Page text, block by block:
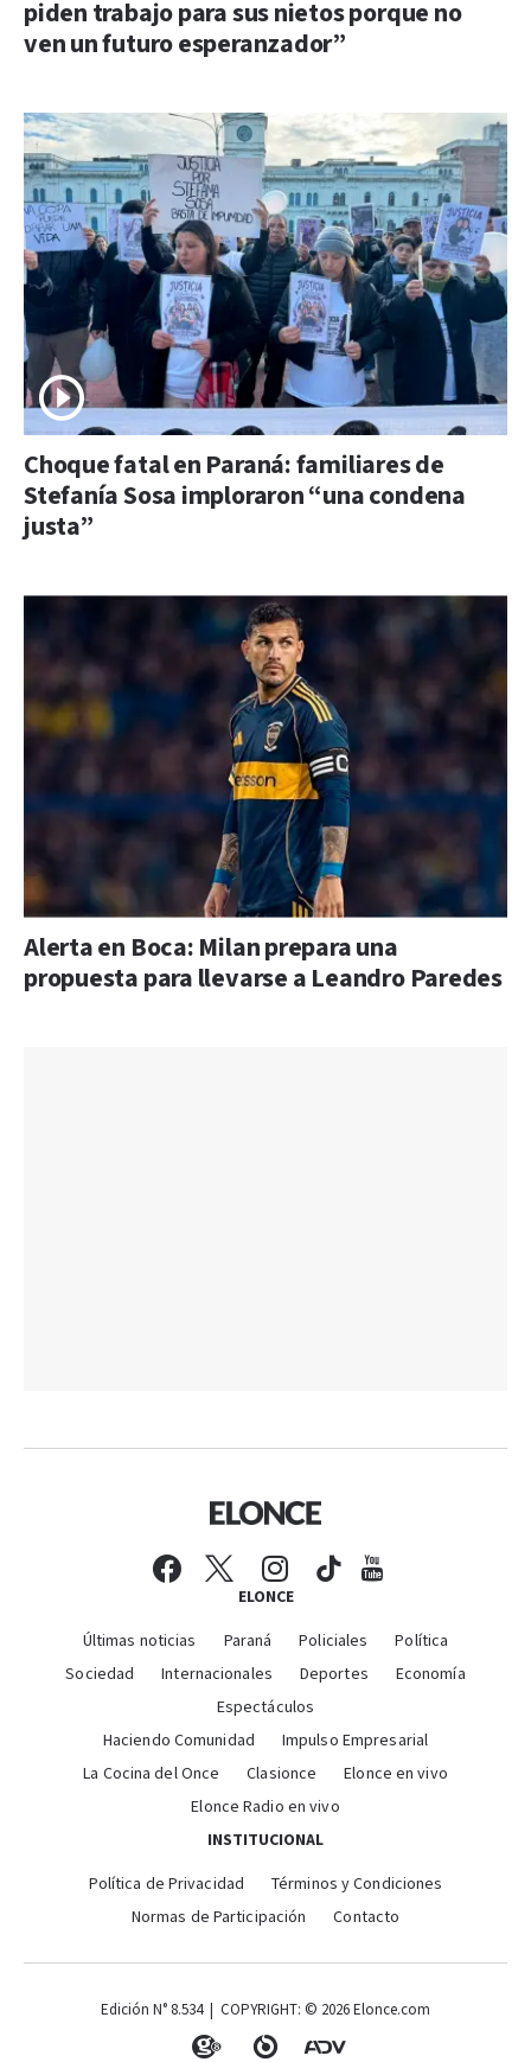
piden trabajo para sus nietos porque no
ven un futuro esperanzador”
Choque fatal en Paraná: familiares de
Stefanía Sosa imploraron “una condena
justa”
Alerta en Boca: Milan prepara una
propuesta para llevarse a Leandro Paredes
ELONCE
Últimas noticias Paraná Policiales
Política
Sociedad
Internacionales Deportes
Economía
Espectáculos
Haciendo Comunidad
Impulso Empresarial
La Cocina del Once
Clasionce
Elonce en vivo
Elonce Radio en vivo
INSTITUCIONAL
Política de Privacidad
Términos y Condiciones
Normas de Participación
Contacto
Edición N° 8.534 | COPYRIGHT: © 2026 Elonce.com